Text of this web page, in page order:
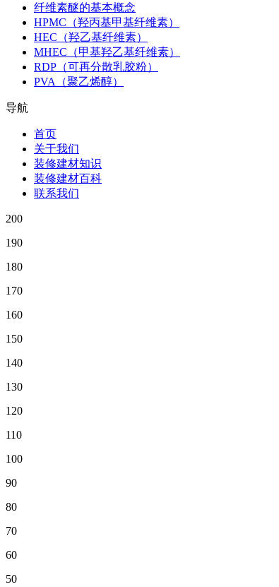
纤维素醚的基本概念
HPMC（羟丙基甲基纤维素）
HEC（羟乙基纤维素）
MHEC（甲基羟乙基纤维素）
RDP（可再分散乳胶粉）
PVA（聚乙烯醇）
导航
首页
关于我们
装修建材知识
装修建材百科
联系我们
200
190
180
170
160
150
140
130
120
110
100
90
80
70
60
50